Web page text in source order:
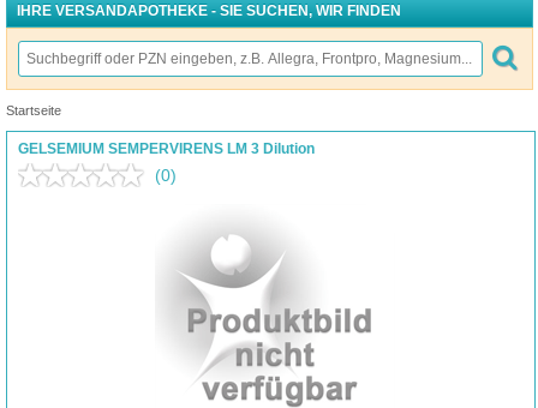
IHRE VERSANDAPOTHEKE - SIE SUCHEN, WIR FINDEN
Startseite
GELSEMIUM SEMPERVIRENS LM 3 Dilution
(0)